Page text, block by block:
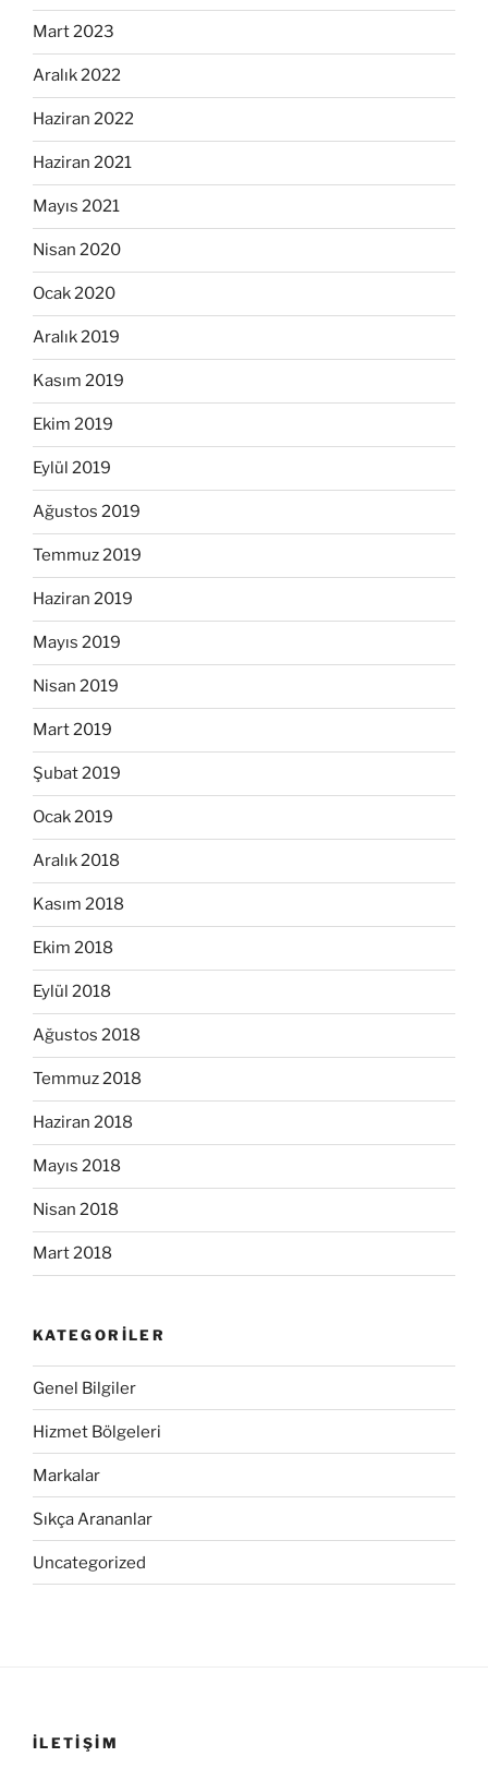
Mart 2023
Aralık 2022
Haziran 2022
Haziran 2021
Mayıs 2021
Nisan 2020
Ocak 2020
Aralık 2019
Kasım 2019
Ekim 2019
Eylül 2019
Ağustos 2019
Temmuz 2019
Haziran 2019
Mayıs 2019
Nisan 2019
Mart 2019
Şubat 2019
Ocak 2019
Aralık 2018
Kasım 2018
Ekim 2018
Eylül 2018
Ağustos 2018
Temmuz 2018
Haziran 2018
Mayıs 2018
Nisan 2018
Mart 2018
KATEGORILER
Genel Bilgiler
Hizmet Bölgeleri
Markalar
Sıkça Arananlar
Uncategorized
İLETIŞIM